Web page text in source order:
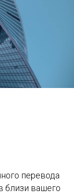
перевода
близи вашего